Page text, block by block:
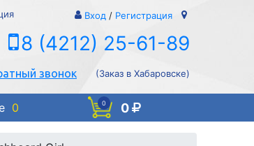
Вход / Регистрация
8 (4212) 25-61-89
звонок (Заказ в Хабаровске)
0 0 0